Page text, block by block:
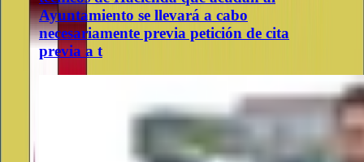
Ayuntamiento se llevará a cabo
necesariamente previa petición de cita
previa a t